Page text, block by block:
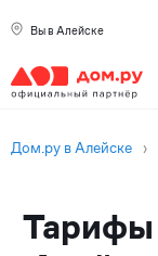
Вы в Алейске
Дом.ру в Алейске ›
Тарифы